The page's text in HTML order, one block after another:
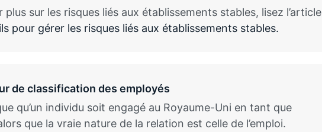
plus sur les risques liés aux établissements stables, lisez l’article
pour gérer les risques liés aux établissements stables.
de classification des employés
qu’un individu soit engagé au Royaume-Uni en tant que
que la vraie nature de la relation est celle de l’emploi.